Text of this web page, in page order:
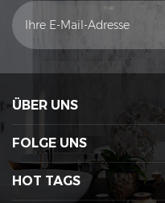
unser Vertrieb wird sich
in Verbindung
ÜBER UNS
FOLGE UNS
HOT TAGS